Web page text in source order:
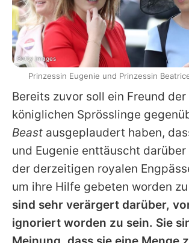
Bereits zuvor soll ein Freund
königlichen Sprösslinge
Beast ausgeplaudert haben,
und Eugenie enttäuscht
der derzeitigen royalen
um ihre Hilfe gebeten worden
sind sehr verärgert darüber,
ignoriert worden zu sein. Sie
Getty Images
Prinzessin Eugenie und Prinzessin